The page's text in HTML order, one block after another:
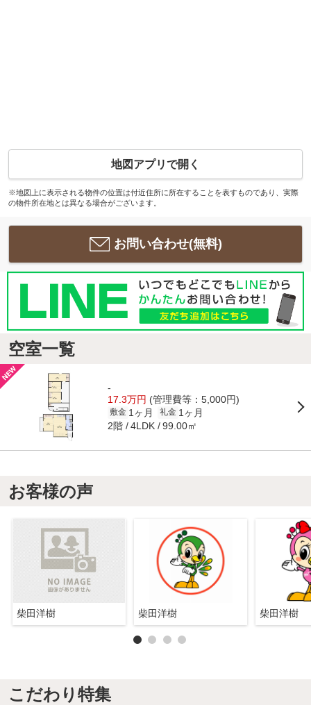
地図アプリで開く
※地図上に表示される物件の位置は付近住所に所在することを表すものであり、実際
の物件所在地とは異なる場合がございます。
お問い合わせ(無料)
空室一覧
-
17.3万円 (管理費等：5,000円)
敷金 1ヶ月 礼金 1ヶ月
2階 4LDK 99.00㎡
お客様の声
柴田洋樹 柴田洋樹 柴田洋樹
こだわり特集